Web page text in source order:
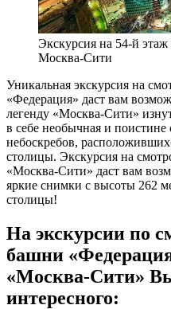
Экскурсия на 54-й
Москва-Сити
Уникальная экскурсия на
«Федерация» даст вам
легенду «Москва-Сити»
в себе необычная и поистине
небоскребов,
столицы. Экскурсия на
«Москва-Сити» даст вам
яркие снимки с высоты 262
столицы!
На экскурсии по
башни
«Москва-Сити»
интересного: